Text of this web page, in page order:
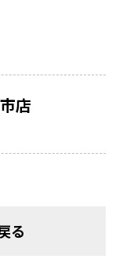
店
る